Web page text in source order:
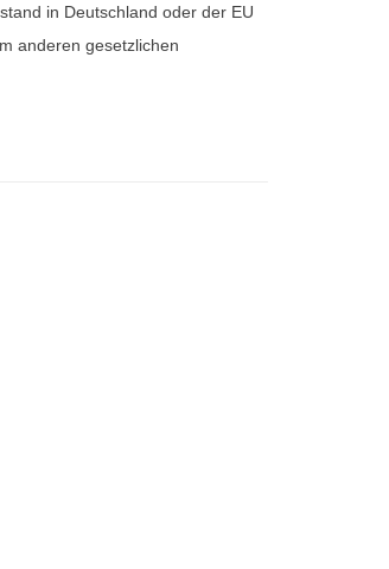
in Deutschland oder der EU
anderen gesetzlichen